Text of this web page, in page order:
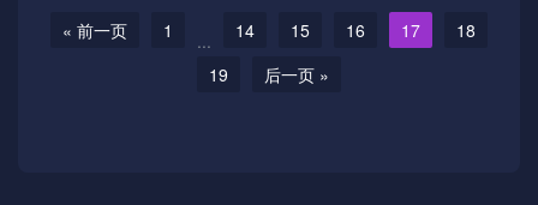
« 前一页 1 ... 14 15 16 17
18
19
后一页 »